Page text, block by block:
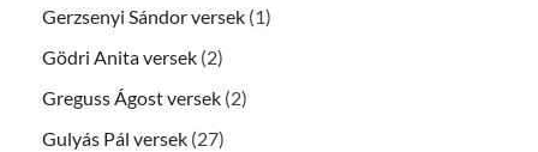
Gerzsenyi Sándor versek (1)
Gödri Anita versek (2)
Greguss Ágost versek (2)
Gulyás Pál versek (27)